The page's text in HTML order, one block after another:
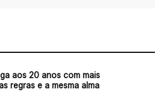
aos 20 anos com mais
regras e a mesma alma